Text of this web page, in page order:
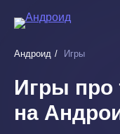
основному
Андроид Игры
Игры про
на